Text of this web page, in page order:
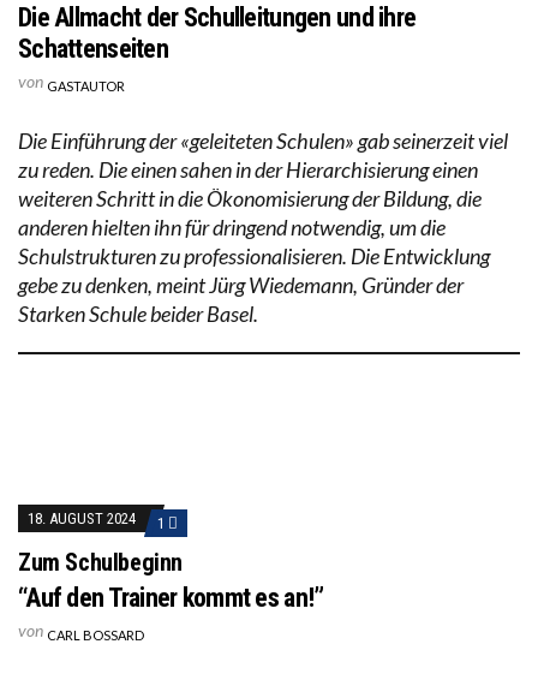
Die Allmacht der Schulleitungen und ihre
Schattenseiten
von GASTAUTOR
Die Einführung der «geleiteten Schulen» gab seinerzeit viel
zu reden. Die einen sahen in der Hierarchisierung einen
weiteren Schritt in die Ökonomisierung der Bildung, die
anderen hielten ihn für dringend notwendig, um die
Schulstrukturen zu professionalisieren. Die Entwicklung
gebe zu denken, meint Jürg Wiedemann, Gründer der
Starken Schule beider Basel.
18. AUGUST 2024 1
Zum Schulbeginn
“Auf den Trainer kommt es an!”
von CARL BOSSARD